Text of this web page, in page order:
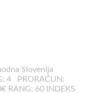
Slovenija
4 PRORAČUN:
RANG: 60 INDEKS